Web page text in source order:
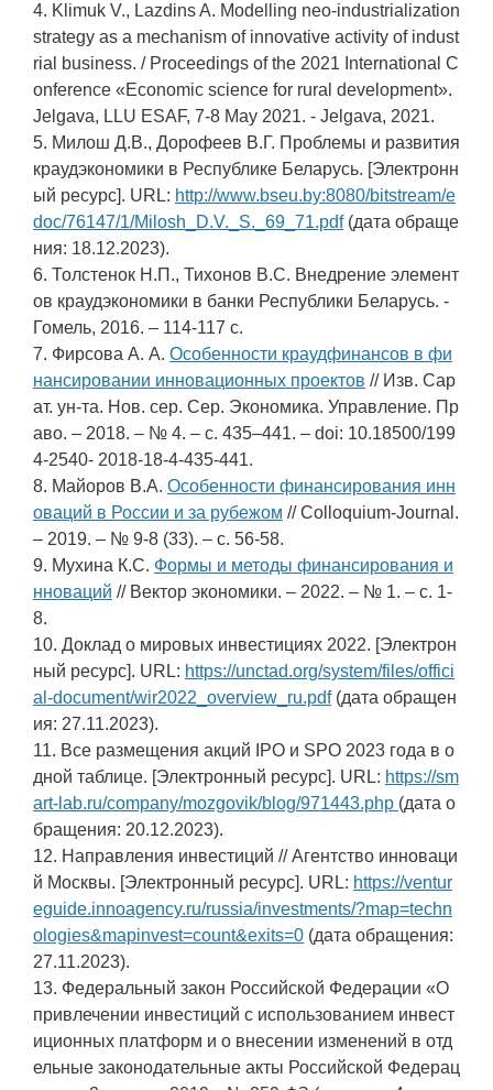
4. Klimuk V., Lazdins A. Modelling neo-industrialization
strategy as a mechanism of innovative activity of indust
rial business. / Proceedings of the 2021 International C
onference «Economic science for rural development».
Jelgava, LLU ESAF, 7-8 May 2021. - Jelgava, 2021.
5. Милош Д.В., Дорофеев В.Г. Проблемы и развития
краудэкономики в Республике Беларусь. [Электронн
ый ресурс]. URL: http://www.bseu.by:8080/bitstream/e
doc/76147/1/Milosh_D.V._S._69_71.pdf(дата обраще
ния: 18.12.2023).
6. Толстенок Н.П., Тихонов В.С. Внедрение элемент
ов краудэкономики в банки Республики Беларусь. -
Гомель, 2016. – 114-117 c.
7. Фирсова А. А. Особенности краудфинансов в фи
нансировании инновационных проектов // Изв. Сар
ат. ун-та. Нов. сер. Сер. Экономика. Управление. Пр
аво. – 2018. – № 4. – c. 435–441. – doi: 10.18500/199
4-2540- 2018-18-4-435-441.
8. Майоров В.А. Особенности финансирования инн
оваций в России и за рубежом // Colloquium-Journal.
– 2019. – № 9-8 (33). – c. 56-58.
9. Мухина К.С. Формы и методы финансирования и
нноваций // Вектор экономики. – 2022. – № 1. – c. 1-
8.
10. Доклад о мировых инвестициях 2022. [Электрон
ный ресурс]. URL: https://unctad.org/system/files/offici
al-document/wir2022_overview_ru.pdf(дата обращен
ия: 27.11.2023).
11. Все размещения акций IPO и SPO 2023 года в о
дной таблице. [Электронный ресурс]. URL: https://sm
art-lab.ru/company/mozgovik/blog/971443.php (дата о
бращения: 20.12.2023).
12. Направления инвестиций // Агентство инноваци
й Москвы. [Электронный ресурс]. URL: https://ventur
eguide.innoagency.ru/russia/investments/?map=techn
ologies&mapinvest=count&exits=0 (дата обращения:
27.11.2023).
13. Федеральный закон Российской Федерации «О
привлечении инвестиций с использованием инвест
иционных платформ и о внесении изменений в отд
ельные законодательные акты Российской Федерац